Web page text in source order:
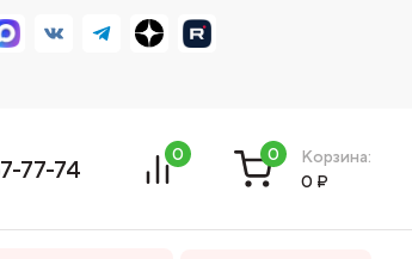
77-74
0 0
Корзина:
0 ₽